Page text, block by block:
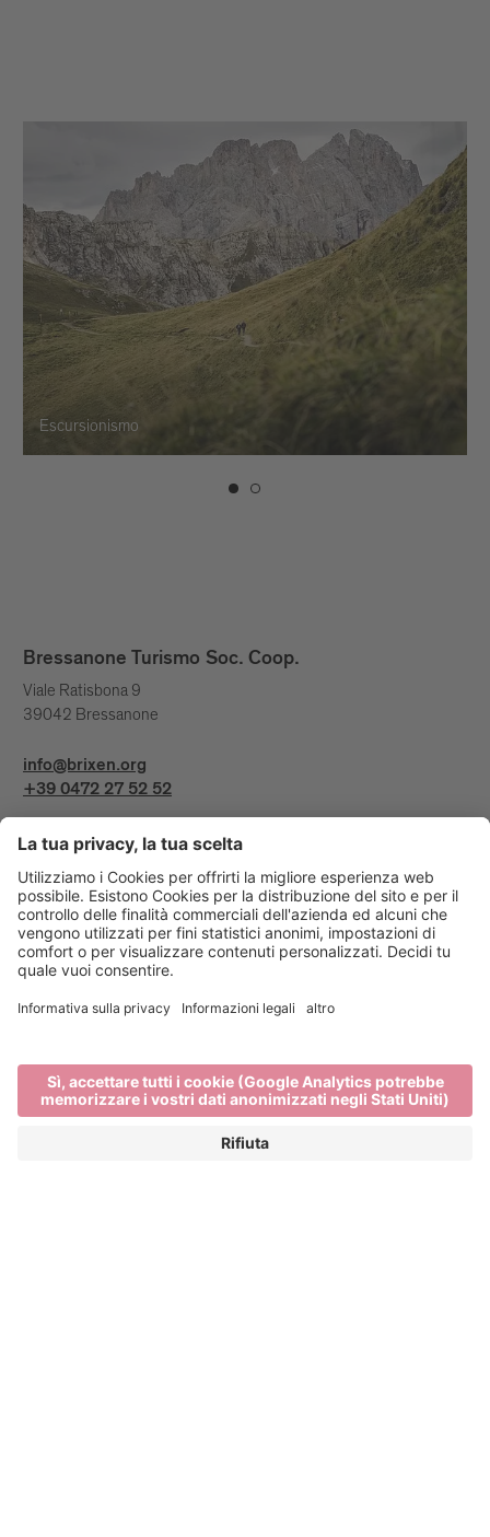
Escursionismo
Bressanone Turismo Soc. Coop.
Viale Ratisbona 9
39042 Bressanone
info@brixen.org
+39 0472 27 52 52
Info & Service
Bressanone Turismo viene sostenuto da: